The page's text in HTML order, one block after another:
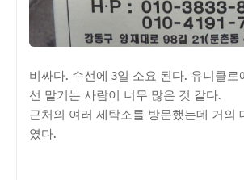
비싸다. 수선에 3일 소요 된다. 유니클로
선 맡기는 사람이 너무 많은 것 같다.
근처의 여러 세탁소를 방문했는데 거의
였다.